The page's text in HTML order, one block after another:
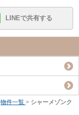
LINEで共有する
物件一覧 > シャーメゾンク